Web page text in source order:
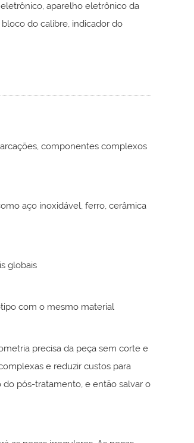
aparelho eletrônico da
do calibre, indicador do
componentes complexos
aço inoxidável, ferro, cerâmica
globais
com o mesmo material
precisa da peça sem corte e
e reduzir custos para
pós-tratamento, e então salvar o